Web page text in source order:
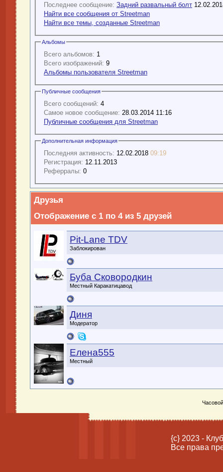
Последнее сообщение: Задний развальный болт
Найти все сообщения от Streetman
Найти все темы, созданные Streetman
Альбомы
Всего альбомов: 1
Всего изображений: 9
Альбомы пользователя Streetman
Публичные сообщения
Всего сообщений: 4
Самое новое сообщение: 28.03.2014 11:16
Публичные сообщения для Streetman
Дополнительная информация
Последняя активность: 12.02.2018 09:19
Регистрация: 12.11.2013
Реферралы: 0
Друзья
Отображение с 1 по 4 из 5 друзей
Pit-Lane TDV
Заблокирован
Буба Сковородкин
Местный Каракатицавод
Диня
Модератор
Елена555
Местный
{c} 2023 -
Все права